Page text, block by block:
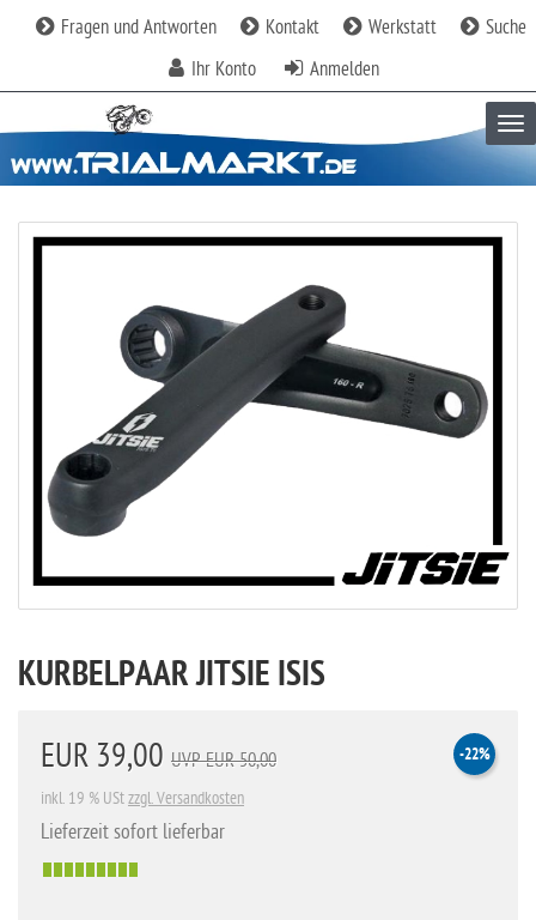
Fragen und Antworten Kontakt Werkstatt
Suche
Ihr Konto
Anmelden
KURBELPAAR JITSIE ISIS
EUR 39,00 -22%
UVP EUR 50,00
inkl. 19 % UStzzgl. Versandkosten
Lieferzeit sofort lieferbar